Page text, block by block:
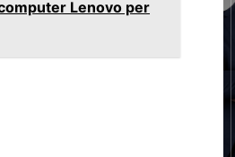
Lenovo per